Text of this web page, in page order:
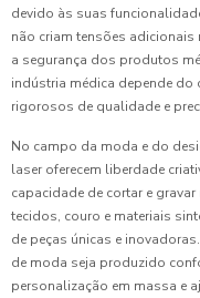
devido às suas
não criam tensões
a segurança dos produtos
indústria médica depende do
rigorosos de qualidade e
No campo da moda e do
laser oferecem liberdade
capacidade de cortar e
tecidos, couro e materiais
de peças únicas e
de moda seja produzido
personalização em massa e